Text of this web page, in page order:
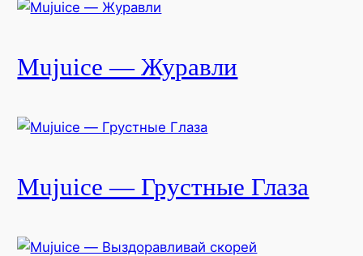
Mujuice — Журавли
Mujuice — Грустные Глаза